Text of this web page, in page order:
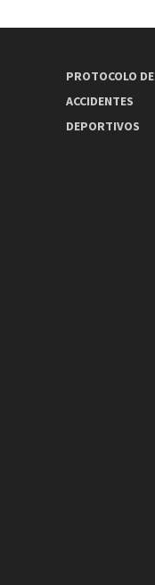
PROTOCOLO DE
ACCIDENTES
DEPORTIVOS